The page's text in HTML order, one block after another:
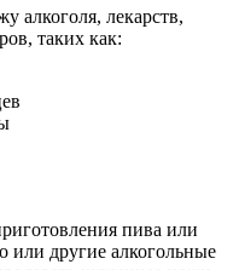
алкоголя, лекарств,
таких как:
пива или
или другие алкогольные